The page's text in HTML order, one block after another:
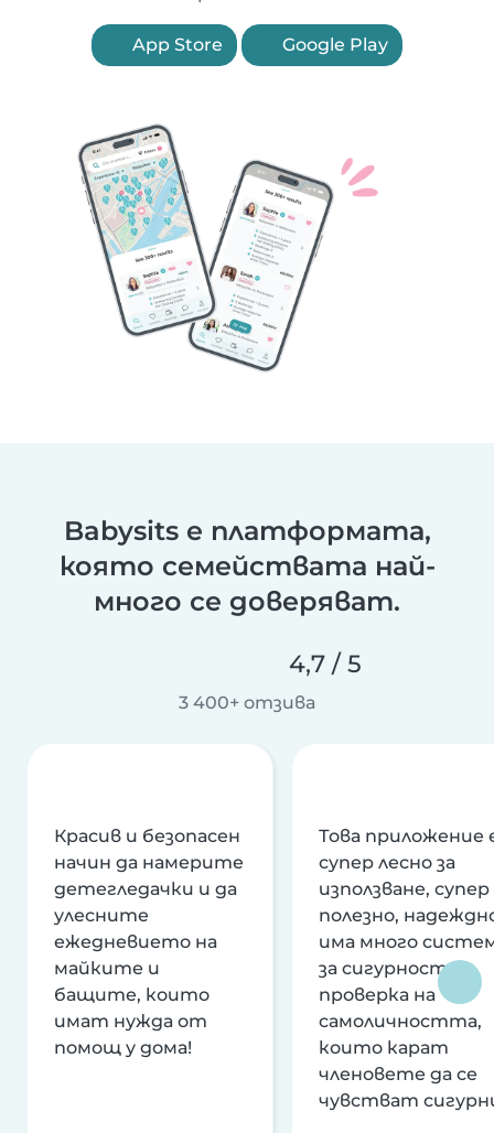
App Store Google Play
Babysits е платформата,
която семействата най-
много се доверяват.
4,7 / 5
3 400+ отзива
Красив и безопасен
начин да намерите
детегледачки и да
улесните
ежедневието на
майките и
бащите, които
имат нужда от
помощ у дома!
Това приложение
супер лесно за
използване, супер
полезно,
има много
за сигурност и
проверка на
самоличността,
които карат
членовете да се
чувстват